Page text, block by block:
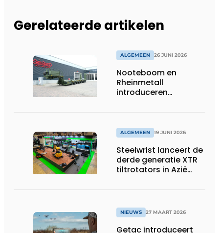
Gerelateerde artikelen
ALGEMEEN 26 JUNI 2026
Nooteboom en
Rheinmetall
introduceren
ALGEMEEN 19 JUNI 2026
Steelwrist lanceert de
derde generatie XTR
tiltrotators in Azië
NIEUWS 27 MAART 2026
Getac introduceert